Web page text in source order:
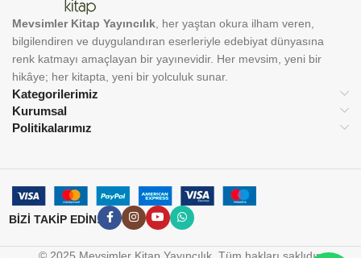
Kategorilerimiz
Kurumsal
Politikalarımız
Mevsimler Kitap Yayıncılık, her yaştan okura ilham veren,
bilgilendiren ve duygulandıran eserleriyle edebiyat dünyasına
renk katmayı amaçlayan bir yayınevidir. Her mevsim, yeni bir
hikâye; her kitapta, yeni bir yolculuk sunar.
BİZİ TAKİP EDİN:
© 2025 Mevsimler Kitap Yayıncılık. Tüm hakları saklıdır.